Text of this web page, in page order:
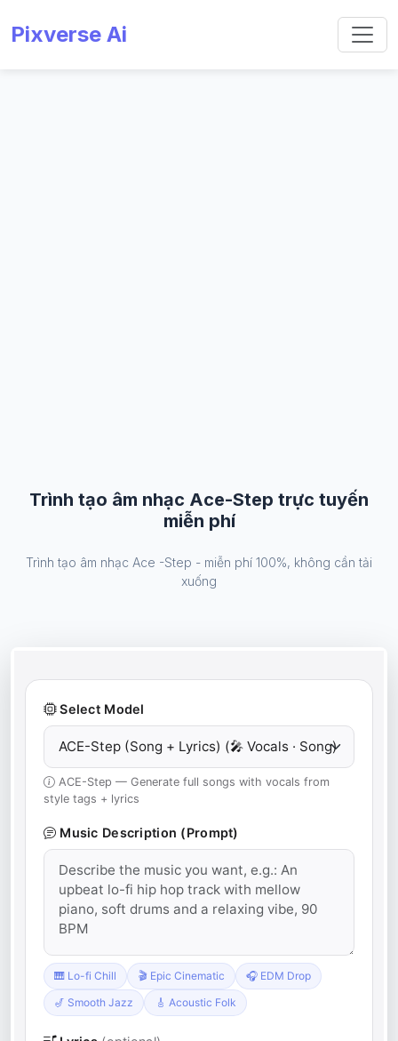
Pixverse Ai
Trình tạo âm nhạc Ace-Step trực tuyến
miễn phí
Trình tạo âm nhạc Ace -Step - miễn phí 100%, không cần tải
xuống